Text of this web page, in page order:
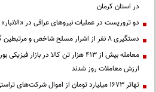
در استان کرمان
دو تروریست در عملیات نیروهای عراقی در
دستگیری ۸ نفر از اشرار مسلح شاخص و مرتبطین گروهک‌های تروریستی
معامله بیش از ۴۱۳ هزار تن کالا در
ارزش معاملات روز شدند
تهاتر ۱۶۷۳ میلیارد تومان از اموال شرکت‌های تراستی